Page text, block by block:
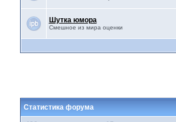
Шутка юмора
Смешное из мира оценки
Статистика форума